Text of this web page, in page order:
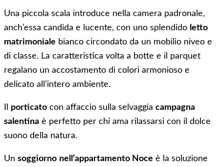
Una piccola scala introduce nella camera padronale,
anch’essa candida e lucente, con uno splendido letto
matrimoniale bianco circondato da un mobilio niveo e
di classe. La caratteristica volta a botte e il parquet
regalano un accostamento di colori armonioso e
delicato all’intero ambiente.
porticato con affaccio sulla selvaggia campagna
salentina è perfetto per chi ama rilassarsi con il dolce
suono della natura.
Un soggiorno nell’appartamento Noce è la soluzione